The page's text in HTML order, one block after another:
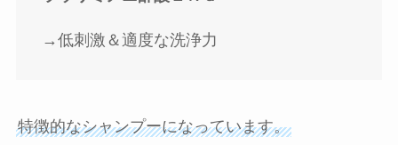
→低刺激＆適度な洗浄力
特徴的なシャンプーになっています。